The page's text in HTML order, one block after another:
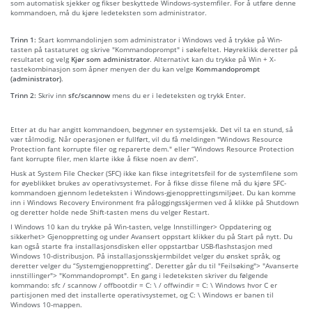
som automatisk sjekker og fikser beskyttede Windows-systemfiler. For å utføre denne
kommandoen, må du kjøre ledeteksten som administrator.
Trinn 1: Start kommandolinjen som administrator i Windows ved å trykke på Win-
tasten på tastaturet og skrive "Kommandoprompt" i søkefeltet. Høyreklikk deretter på
resultatet og velg Kjør som administrator. Alternativt kan du trykke på Win + X-
tastekombinasjon som åpner menyen der du kan velge Kommandoprompt
(administrator).
Trinn 2: Skriv inn sfc/scannow mens du er i ledeteksten og trykk Enter.
Etter at du har angitt kommandoen, begynner en systemsjekk. Det vil ta en stund, så
vær tålmodig. Når operasjonen er fullført, vil du få meldingen "Windows Resource
Protection fant korrupte filer og reparerte dem." eller “Windows Resource Protection
fant korrupte filer, men klarte ikke å fikse noen av dem”.
Husk at System File Checker (SFC) ikke kan fikse integritetsfeil for de systemfilene som
for øyeblikket brukes av operativsystemet. For å fikse disse filene må du kjøre SFC-
kommandoen gjennom ledeteksten i Windows-gjenopprettingsmiljøet. Du kan komme
inn i Windows Recovery Environment fra påloggingsskjermen ved å klikke på Shutdown
og deretter holde nede Shift-tasten mens du velger Restart.
I Windows 10 kan du trykke på Win-tasten, velge Innstillinger> Oppdatering og
sikkerhet> Gjenoppretting og under Avansert oppstart klikker du på Start på nytt. Du
kan også starte fra installasjonsdisken eller oppstartbar USB-flashstasjon med
Windows 10-distribusjon. På installasjonsskjermbildet velger du ønsket språk, og
deretter velger du “Systemgjenoppretting”. Deretter går du til "Feilsøking"> "Avanserte
innstillinger"> "Kommandoprompt". En gang i ledeteksten skriver du følgende
kommando: sfc / scannow / offbootdir = C: \ / offwindir = C: \ Windows hvor C er
partisjonen med det installerte operativsystemet, og C: \ Windows er banen til
Windows 10-mappen.